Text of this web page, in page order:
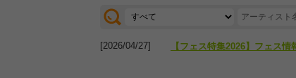
[2026/07/28] 【ライブ動員ランキング】
[2026/04/27] 【フェス特集2026】フェス情